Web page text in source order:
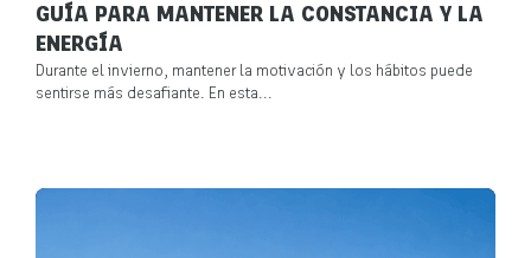
GUÍA PARA MANTENER LA CONSTANCIA Y LA
ENERGÍA
Durante el invierno, mantener la motivación y los hábitos puede
sentirse más desafiante. En esta...